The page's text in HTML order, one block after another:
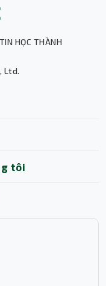
HỌC THÀNH
Ltd.
tôi